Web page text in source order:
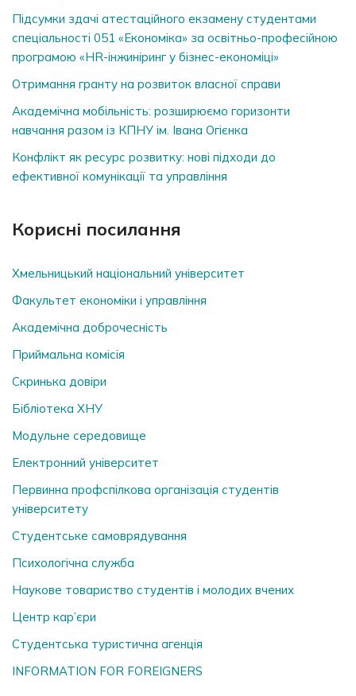
Підсумки здачі атестаційного екзамену студентами
спеціальності 051 «Економіка» за освітньо-професійною
програмою «HR-інжиніринг у бізнес-економіці»
Отримання гранту на розвиток власної справи
Академічна мобільність: розширюємо горизонти
навчання разом із КПНУ ім. Івана Огієнка
Конфлікт як ресурс розвитку: нові підходи до
ефективної комунікації та управління
Корисні посилання
Хмельницький національний університет
Факультет економіки і управління
Академічна доброчесність
Приймальна комісія
Скринька довiри
Бібліотека ХНУ
Модульне середовище
Електронний університет
Первинна профспілкова організація студентів
університету
Студентське самоврядування
Психологічна служба
Наукове товариство студентів і молодих вчених
Центр кар’єри
Студентська туристична агенція
INFORMATION FOR FOREIGNERS